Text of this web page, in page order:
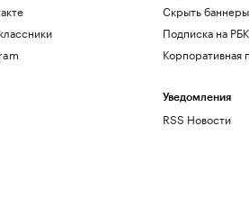
Скрыть
Подписка на РБК
Корпоративная
Уведомления
RSS Новости